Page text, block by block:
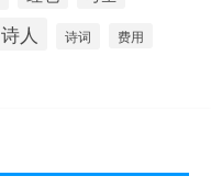
诗人 诗词 费用